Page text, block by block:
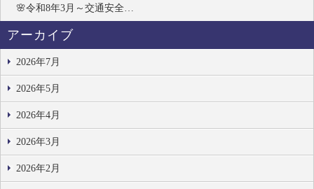
🌸令和8年3月～交通安全…
アーカイブ
2026年7月
2026年5月
2026年4月
2026年3月
2026年2月